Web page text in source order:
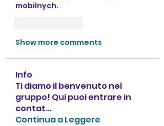
mobilnych.
Show more comments
Info
Ti diamo il benvenuto nel
gruppo! Qui puoi entrare in
contat...
Continua a Leggere